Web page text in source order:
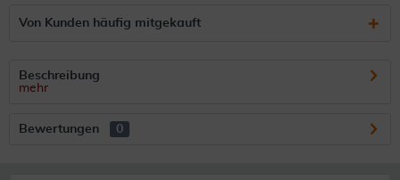
Von Kunden häufig mitgekauft
Beschreibung
mehr
Bewertungen 0